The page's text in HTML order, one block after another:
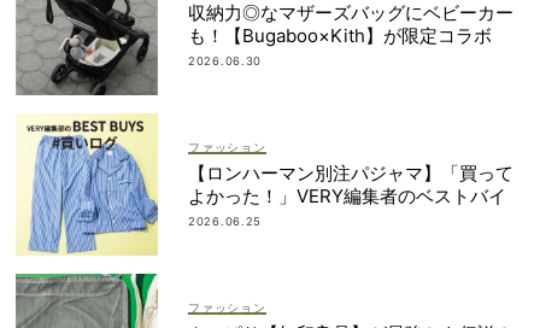
収納力◎なマザーズバッグにベビーカー
も！【Bugaboo×Kith】が限定コラボ
2026.06.30
ファッション
【ロンハーマン別注パジャマ】「買って
よかった！」VERY編集者のベストバイ
2026.06.25
ファッション